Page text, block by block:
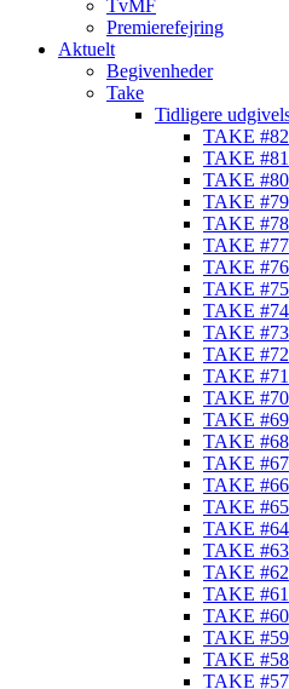
TvMF
Premierefejring
Aktuelt
Begivenheder
Take
Tidligere
TAKE #82
TAKE #81
TAKE #80
TAKE #79
TAKE #78
TAKE #77
TAKE #76
TAKE #75
TAKE #74
TAKE #73
TAKE #72
TAKE #71
TAKE #70
TAKE #69
TAKE #68
TAKE #67
TAKE #66
TAKE #65
TAKE #64
TAKE #63
TAKE #62
TAKE #61
TAKE #60
TAKE #59
TAKE #58
TAKE #57